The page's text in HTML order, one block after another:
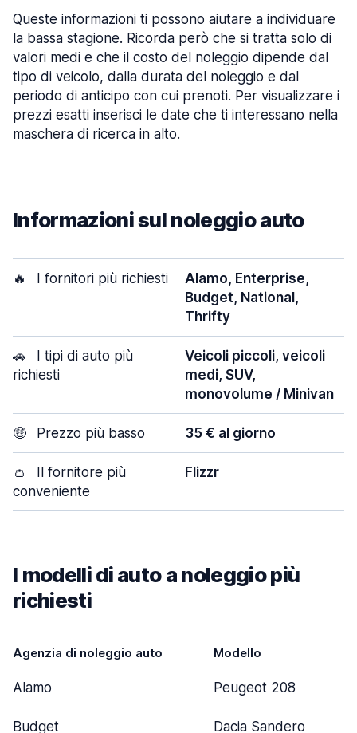
Queste informazioni ti possono aiutare a individuare
la bassa stagione. Ricorda però che si tratta solo di
valori medi e che il costo del noleggio dipende dal
tipo di veicolo, dalla durata del noleggio e dal
periodo di anticipo con cui prenoti. Per visualizzare i
prezzi esatti inserisci le date che ti interessano nella
maschera di ricerca in alto.
Informazioni sul noleggio auto
🔥 I fornitori più richiesti
Alamo, Enterprise,
Budget, National,
Thrifty
🚗
I tipi di auto più
richiesti
Veicoli piccoli, veicoli
medi, SUV,
monovolume / Minivan
🤑 Prezzo più basso 35 € al giorno
👛
Il fornitore più
conveniente
Flizzr
I modelli di auto a noleggio più
richiesti
Agenzia di noleggio auto Modello
Alamo Peugeot 208
Budget Dacia Sandero